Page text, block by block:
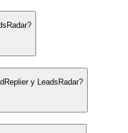
y LeadsRadar?